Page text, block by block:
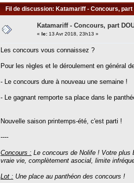
Fil de discussion: Katamariff - Concours, part
Katamariff - Concours, part
« le: 13 Avr 2018, 23h13 »
Les concours vous connaissez ?
Pour les règles et le déroulement en général
- Le concours dure à nouveau une semaine !
- Le gagnant remporte sa place dans le
Nouvelle saison printemps-été, c'est parti !
----
Concours : Le concours de Nolife ! Votre plus
vraie vie, complètement asocial, limite
Lot : Une place au panthéon des concours !